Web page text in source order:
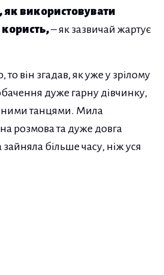
як використовувати
користь,– як зазвичай жартує
він згадав, як уже у зрілому
дуже гарну дівчинку,
танцями. Мила
розмова та дуже довга
більше часу, ніж уся